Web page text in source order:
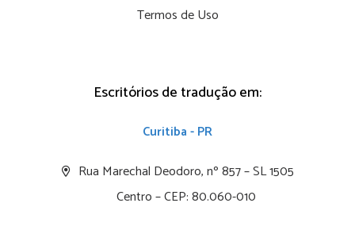
Termos de Uso
Escritórios de tradução em:
Curitiba - PR
Rua Marechal Deodoro, nº 857 – SL 1505
Centro – CEP: 80.060-010